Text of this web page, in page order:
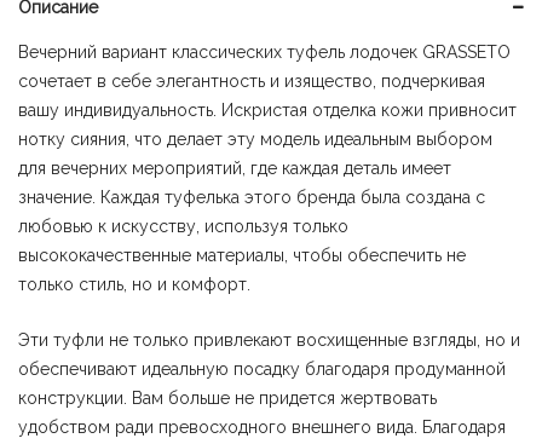
Описание
Вечерний вариант классических туфель лодочек GRASSETO
сочетает в себе элегантность и изящество, подчеркивая
вашу индивидуальность. Искристая отделка кожи привносит
нотку сияния, что делает эту модель идеальным выбором
для вечерних мероприятий, где каждая деталь имеет
значение. Каждая туфелька этого бренда была создана с
любовью к искусству, используя только
высококачественные материалы, чтобы обеспечить не
только стиль, но и комфорт.
Эти туфли не только привлекают восхищенные взгляды, но и
обеспечивают идеальную посадку благодаря продуманной
конструкции. Вам больше не придется жертвовать
удобством ради превосходного внешнего вида. Благодаря